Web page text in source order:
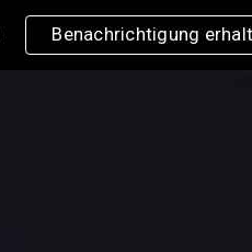
Skip to
Benachrichtigung